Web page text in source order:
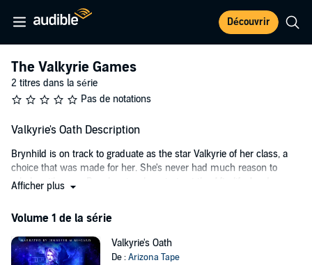
Découvrir
The Valkyrie Games
2 titres dans la série
Pas de notations
Valkyrie's Oath Description
Brynhild is on track to graduate as the star Valkyrie of her class, a
choice that was made for her. She's never had much reason to
rebel, until a new Banshee teacher starts at the Afterlife Academy
Valkyrie's Oath is the first paranormal book in The Heir of the East
version was previously titledValkyrie's Chaos
Magic and Mayhem anthology.
Afficher plus
Volume 1 de la série
Valkyrie's Oath
De :Arizona Tape